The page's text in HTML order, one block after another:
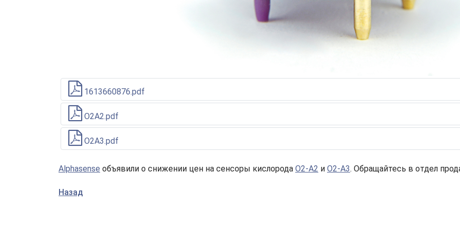
1613660876.pdf
O2A2.pdf
O2A3.pdf
Alphasense объявили о снижении цен на сенсоры кислорода O2-A2 и O2-A3. Обращайтесь в отдел
Назад